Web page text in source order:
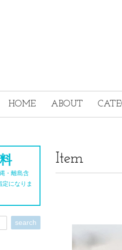
HOME ABOUT
Item
・離島含
になりま
search